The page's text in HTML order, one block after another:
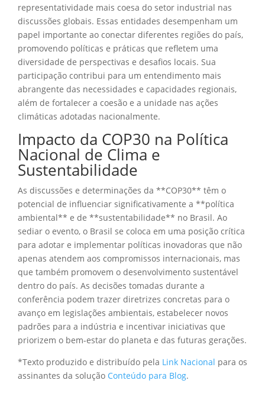
representatividade mais coesa do setor industrial nas
discussões globais. Essas entidades desempenham um
papel importante ao conectar diferentes regiões do país,
promovendo políticas e práticas que refletem uma
diversidade de perspectivas e desafios locais. Sua
participação contribui para um entendimento mais
abrangente das necessidades e capacidades regionais,
além de fortalecer a coesão e a unidade nas ações
climáticas adotadas nacionalmente.
Impacto da COP30 na Política
Nacional de Clima e
Sustentabilidade
As discussões e determinações da **COP30** têm o
potencial de influenciar significativamente a **política
ambiental** e de **sustentabilidade** no Brasil. Ao
sediar o evento, o Brasil se coloca em uma posição crítica
para adotar e implementar políticas inovadoras que não
apenas atendem aos compromissos internacionais, mas
que também promovem o desenvolvimento sustentável
dentro do país. As decisões tomadas durante a
conferência podem trazer diretrizes concretas para o
avanço em legislações ambientais, estabelecer novos
padrões para a indústria e incentivar iniciativas que
priorizem o bem-estar do planeta e das futuras gerações.
*Texto produzido e distribuído pela Link Nacional para os
assinantes da solução Conteúdo para Blog.